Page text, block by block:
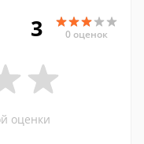
3 0 оценок
оценки